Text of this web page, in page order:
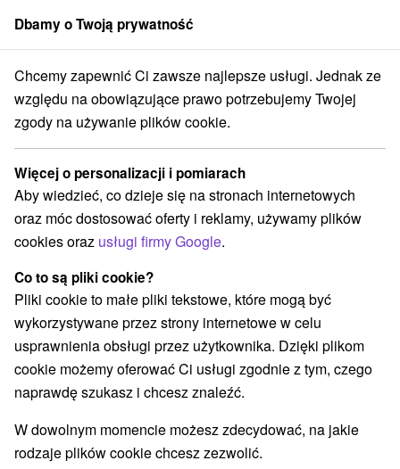
członek grupySorger
Atrakcje na Słowacji Obiekty architektoniczne Wysokie Tatry
Obiekty architektoniczne Wysokie
Tatry
Kategorie
Wszystkie kategorie
Ośrodki i miasteczka dziecięce
Túry a turistické chodníky
Amfiteatry i kina w przyrodzie(1) Pola golfowe(2)
Źródła(2) Parki miejskie i zamkowe(1)
Ośrodek narciarski(10) Obiekty architektoniczne(2)
Zamki(1) Chaty górskie (12) Skanseny(2)
Jazda konna(3) Sporty(4) Zamki, pałace, ruiny
Areny laserowe i paintball(1)
Jeziora, jeziora, zbiorniki wodne(26)
Dbamy o Twoją prywatność
Chcemy zapewnić Ci zawsze najlepsze usługi. Jednak ze
względu na obowiązujące prawo potrzebujemy Twojej
zgody na używanie plików cookie.
Więcej o personalizacji i pomiarach
Aby wiedzieć, co dzieje się na stronach internetowych
oraz móc dostosować oferty i reklamy, używamy plików
cookies oraz usługi firmy Google.
Co to są pliki cookie?
Pliki cookie to małe pliki tekstowe, które mogą być
wykorzystywane przez strony internetowe w celu
usprawnienia obsługi przez użytkownika. Dzięki plikom
cookie możemy oferować Ci usługi zgodnie z tym, czego
naprawdę szukasz i chcesz znaleźć.
W dowolnym momencie możesz zdecydować, na jakie
rodzaje plików cookie chcesz zezwolić.